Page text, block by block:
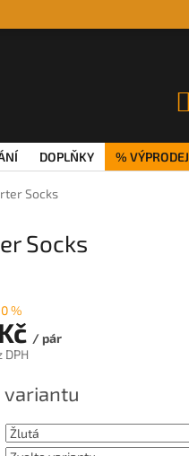
POUKAZY
DOPLŇKY % VÝPRODEJ
Socks
Socks
%
/ pár
DPH